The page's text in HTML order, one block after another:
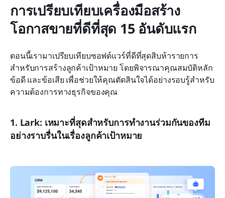
การเปรียบเทียบเครื่องมือสร้าง
โอกาสขายที่ดีที่สุด 15 อันดับแรก
ตอนนี้เรามาเปรียบเทียบซอฟต์แวร์ที่ดีที่สุดสิบห้ารายการ
สำหรับการสร้างลูกค้าเป้าหมาย โดยพิจารณาคุณสมบัติหลัก
ข้อดี และข้อเสีย เพื่อช่วยให้คุณตัดสินใจได้อย่างรอบรู้สำหรับ
ความต้องการทางธุรกิจของคุณ
1. Lark: เหมาะที่สุดสำหรับการทำงานร่วมกันของทีม
อย่างราบรื่นในเรื่องลูกค้าเป้าหมาย